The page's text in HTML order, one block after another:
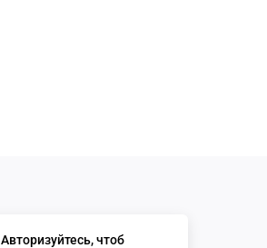
Авторизуйтесь, чтоб